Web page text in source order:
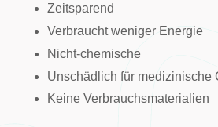
Zeitsparend
Verbraucht weniger Energie
Nicht-chemische
Unschädlich für medizinische
Keine Verbrauchsmaterialien